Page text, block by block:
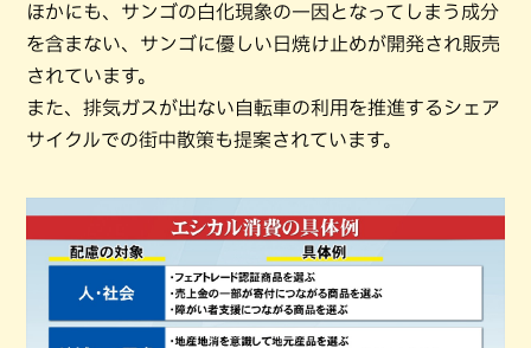
ほかにも、サンゴの白化現象の一因となってしまう成分
を含まない、サンゴに優しい日焼け止めが開発され販売
されています。
また、排気ガスが出ない自転車の利用を推進するシェア
サイクルでの街中散策も提案されています。